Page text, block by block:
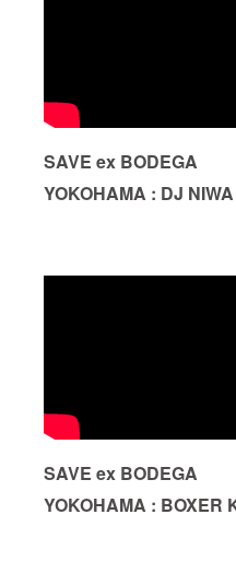
SAVE ex BODEGA
YOKOHAMA : DJ NIWA
SAVE ex BODEGA
YOKOHAMA : BOXER